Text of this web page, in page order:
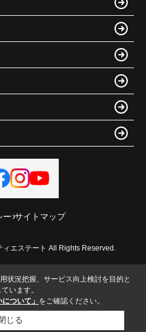
ー サイトマップ
エステート All Rights Reserved.
状況把握、サービス向上検討を目的と
います。
ついて」 をご確認ください。
じる